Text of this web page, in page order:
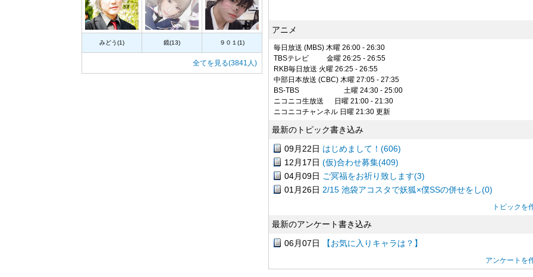
みどう(1) 鏡(13) ９０１(1)
全てを見る(3841人)
アニメ
毎日放送 (MBS) 木曜 26:00 - 26:30
TBSテレビ 金曜 26:25 - 26:55
RKB毎日放送 火曜 26:25 - 26:55
中部日本放送 (CBC) 木曜 27:05 - 27:35
BS-TBS 土曜 24:30 - 25:00
ニコニコ生放送 日曜 21:00 - 21:30
ニコニコチャンネル 日曜 21:30 更新
最新のトピック書き込み
09月22日 はじめまして！(606)
12月17日 (仮)合わせ募集(409)
04月09日 ご冥福をお祈り致します(3)
01月26日 2/15 池袋アコスタで妖狐×僕SSの併せをし(0)
トピックを
最新のアンケート書き込み
06月07日
【お気に入りキャラは？】
アンケートを